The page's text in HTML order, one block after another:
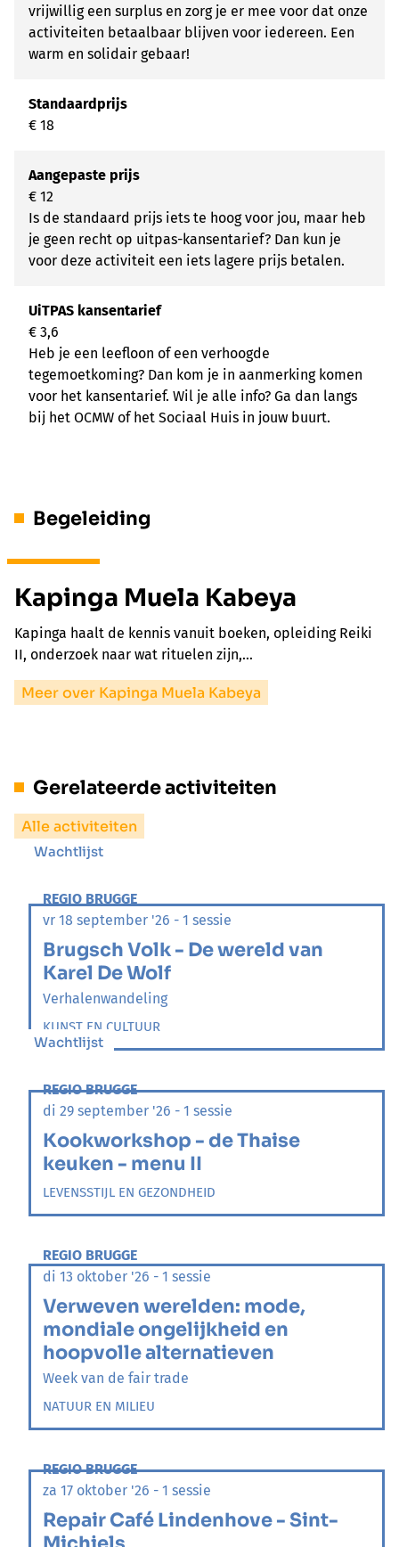
vrijwillig een surplus en zorg je er mee voor dat onze
activiteiten betaalbaar blijven voor iedereen. Een
warm en solidair gebaar!
Standaardprijs
€ 18
Aangepaste prijs
€ 12
Is de standaard prijs iets te hoog voor jou, maar heb
je geen recht op uitpas-kansentarief? Dan kun je
voor deze activiteit een iets lagere prijs betalen.
UiTPAS kansentarief
€ 3,6
Heb je een leefloon of een verhoogde
tegemoetkoming? Dan kom je in aanmerking komen
voor het kansentarief. Wil je alle info? Ga dan langs
bij het OCMW of het Sociaal Huis in jouw buurt.
Begeleiding
Kapinga Muela Kabeya
Kapinga haalt de kennis vanuit boeken, opleiding Reiki
II, onderzoek naar wat rituelen zijn,…
Meer over Kapinga Muela Kabeya
Gerelateerde activiteiten
Alle activiteiten
Wachtlijst
REGIO BRUGGE
vr 18 september '26 - 1 sessie
Brugsch Volk - De wereld van
Karel De Wolf
Verhalenwandeling
KUNST EN CULTUUR
Wachtlijst
REGIO BRUGGE
di 29 september '26 - 1 sessie
Kookworkshop - de Thaise
keuken - menu II
LEVENSSTIJL EN GEZONDHEID
REGIO BRUGGE
di 13 oktober '26 - 1 sessie
Verweven werelden: mode,
mondiale ongelijkheid en
hoopvolle alternatieven
Week van de fair trade
NATUUR EN MILIEU
REGIO BRUGGE
za 17 oktober '26 - 1 sessie
Repair Café Lindenhove - Sint-